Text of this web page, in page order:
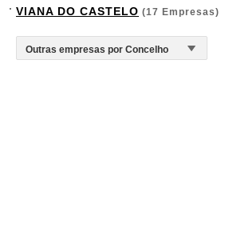
VIANA DO CASTELO (17 Empresas)